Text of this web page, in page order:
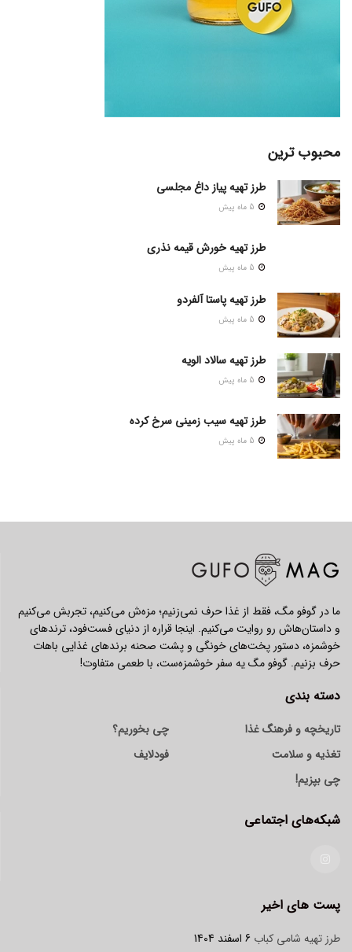
محبوب ترین
طرز تهیه پیاز داغ مجلسی
طرز تهیه خورش قیمه نذری
طرز تهیه پاستا آلفردو
طرز تهیه سالاد الویه
طرز تهیه سیب زمینی سرخ کرده
ما در گوفو مگ، فقط از غذا حرف نمی‌زنیم؛ مزه‌ش می‌کنیم، تجربش می‌کنیم
و داستان‌هاش رو روایت می‌کنیم. اینجا قراره از دنیای فست‌فود، ترندهای
خوشمزه، دستور پخت‌های خونگی و پشت صحنه برندهای غذایی باهات
حرف بزنیم. گوفو مگ یه سفر خوشمزه‌ست، با طعمی متفاوت!
دسته بندی
تاریخچه و فرهنگ غذا
تغذیه و سلامت
چی بپزیم!
چی بخوریم؟
فودلایف
شبکه‌های اجتماعی
پست های اخیر
طرز تهیه شامی کباب 6 اسفند 1404